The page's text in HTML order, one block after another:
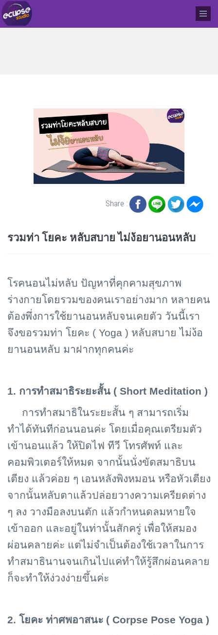
Share :
รวมท่า โยคะ หลับสบาย ไม่ง้อยานอนหลับ
โรคนอนไม่หลับ ปัญหาที่คุกคามสุขภาพ
ร่างกายโดยรวมของคนเราอย่างมาก หลายคน
ต้องพึ่งการใช้ยานอนหลับจนเคยตัว วันนี้เรา
จึงขอรวมท่า โยคะ ( Yoga ) หลับสบาย ไม่ง้อ
ยานอนหลับ มาฝากทุกคนค่ะ
1. การทำสมาธิระยะสั้น ( Short Meditation )
การทำสมาธิในระยะสั้น ๆ สามารถเริ่ม
ทำได้ทันทีก่อนนอนค่ะ โดยเมื่อคุณเตรียมตัว
เข้านอนแล้ว ให้ปิดไฟ ทีวี โทรศัพท์ และ
คอมพิวเตอร์ให้หมด จากนั้นนั่งขัดสมาธิบน
เตียง แล้วค่อย ๆ เอนหลังพิงหมอน หรือหัวเตียง
จากนั้นหลับตาแล้วปล่อยวางความเครียดต่าง
ๆ ลง วางมือลงบนตัก แล้วกำหนดลมหายใจ
เข้าออก และอยู่ในท่านั้นสักครู่ เพื่อให้สมอง
ผ่อนคลายค่ะ แต่ไม่จำเป็นต้องใช้เวลาในการ
ทำสมาธินานจนเกินไปแค่ทำให้รู้สึกผ่อนคลาย
ก็จะทำให้ง่วงง่ายขึ้นค่ะ
2. โยคะ ท่าศพอาสนะ ( Corpse Pose Yoga )